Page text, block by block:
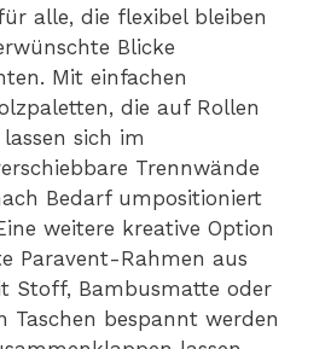
alle, die flexibel bleiben
Blicke
Mit einfachen
die auf Rollen
sich im
Trennwände
Bedarf umpositioniert
weitere kreative Option
Paravent-Rahmen aus
Stoff, Bambusmatte oder
Taschen bespannt werden